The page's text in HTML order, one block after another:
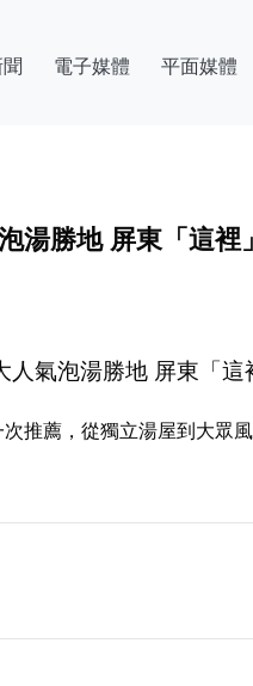
電子媒體 平面媒體
湯勝地 屏東「這
氣泡湯勝地 屏東「
推薦，從獨立湯屋到大眾